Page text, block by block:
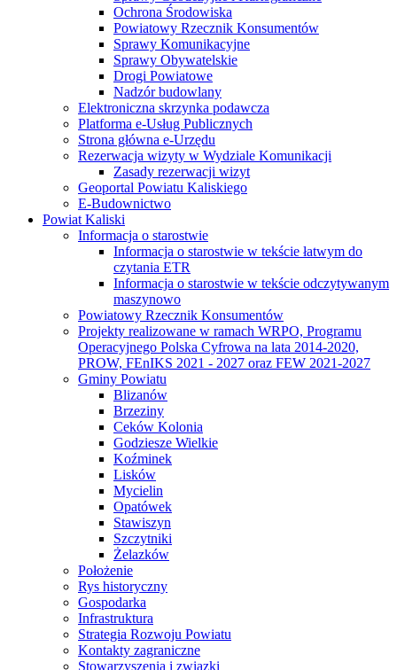
Ochrona Środowiska
Powiatowy Rzecznik Konsumentów
Sprawy Komunikacyjne
Sprawy Obywatelskie
Drogi Powiatowe
Nadzór budowlany
Elektroniczna skrzynka podawcza
Platforma e-Usług Publicznych
Strona główna e-Urzędu
Rezerwacja wizyty w Wydziale Komunikacji
Zasady rezerwacji wizyt
Geoportal Powiatu Kaliskiego
E-Budownictwo
Powiat Kaliski
Informacja o starostwie
Informacja o starostwie w tekście łatwym do
czytania ETR
Informacja o starostwie w tekście odczytywanym
maszynowo
Powiatowy Rzecznik Konsumentów
Projekty realizowane w ramach WRPO, Programu
Operacyjnego Polska Cyfrowa na lata 2014-2020,
PROW, FEnIKS 2021 - 2027 oraz FEW 2021-2027
Gminy Powiatu
Blizanów
Brzeziny
Ceków Kolonia
Godziesze Wielkie
Koźminek
Lisków
Mycielin
Opatówek
Stawiszyn
Szczytniki
Żelazków
Położenie
Rys historyczny
Gospodarka
Infrastruktura
Strategia Rozwoju Powiatu
Kontakty zagraniczne
Stowarzyszenia i związki